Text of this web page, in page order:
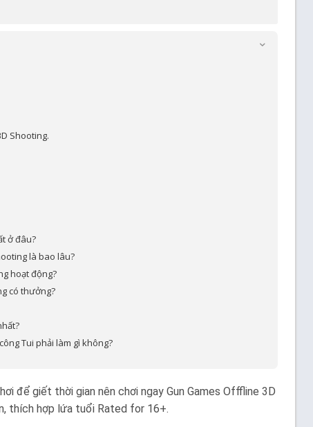
Shooting.
ở đâu?
là bao lâu?
hoạt động?
có thưởng?
Tui phải làm gì không?
để giết thời gian nên chơi ngay Gun Games Offfline 3D
thích hợp lứa tuổi Rated for 16+.